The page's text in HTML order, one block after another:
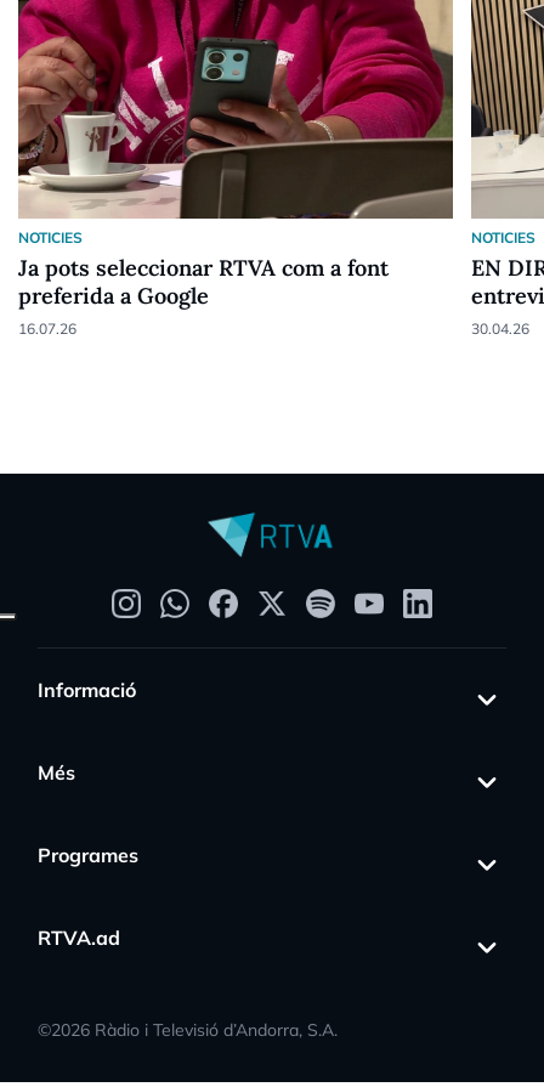
NOTICIES
Ja pots seleccionar RTVA com a font
preferida a Google
16.07.26
NOTICIES
EN
30.04.26
Informació
Més
Programes
RTVA.ad
©2026 Ràdio i Televisió d’Andorra, S.A.